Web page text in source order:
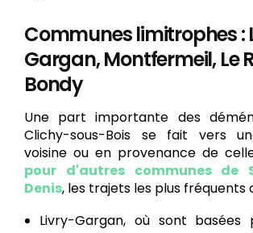
Communes limitrophes :
Gargan, Montfermeil, Le
Bondy
Une part importante des
Clichy-sous-Bois se fait vers
voisine ou en provenance de
pour d'autres communes de
Denis, les trajets les plus fréquents
Livry-Gargan, où sont basées